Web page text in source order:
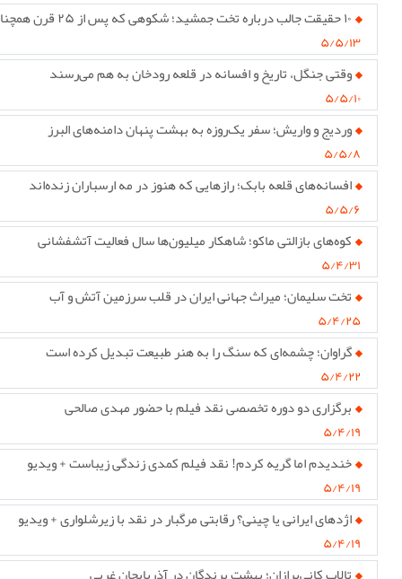
۱۰ حقیقت جالب درباره تخت جمشید؛ شکوهی که پس از ۲۵ قرن همچنان پابرجاست
۵/۵/۱۳
وقتی جنگل، تاریخ و افسانه در قلعه رودخان به هم می‌رسند
۵/۵/۱۰
وردیج و واریش؛ سفر یک‌روزه به بهشت پنهان دامنه‌های البرز
۵/۵/۸
افسانه‌های قلعه بابک؛ رازهایی که هنوز در مه ارسباران زنده‌اند
۵/۵/۶
کوه‌های بازالتی ماکو؛ شاهکار میلیون‌ها سال فعالیت آتشفشانی
۵/۴/۳۱
تخت سلیمان؛ میراث جهانی ایران در قلب سرزمین آتش و آب
۵/۴/۲۵
گراوان؛ چشمه‌ای که سنگ را به هنر طبیعت تبدیل کرده است
۵/۴/۲۲
برگزاری دو دوره تخصصی نقد فیلم با حضور مهدی صالحی
۵/۴/۱۹
خندیدم اما گریه کردم! نقد فیلم کمدی زندگی زیباست + ویدیو
۵/۴/۱۹
اژدهای ایرانی یا چینی؟ رقابتی مرگبار در نقد با زیرشلواری + ویدیو
۵/۴/۱۹